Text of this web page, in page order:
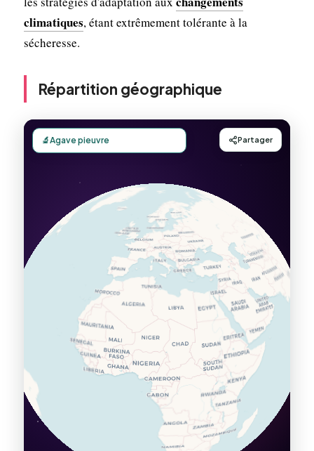
climatiques, étant extrêmement tolérante à la
sécheresse.
Répartition géographique